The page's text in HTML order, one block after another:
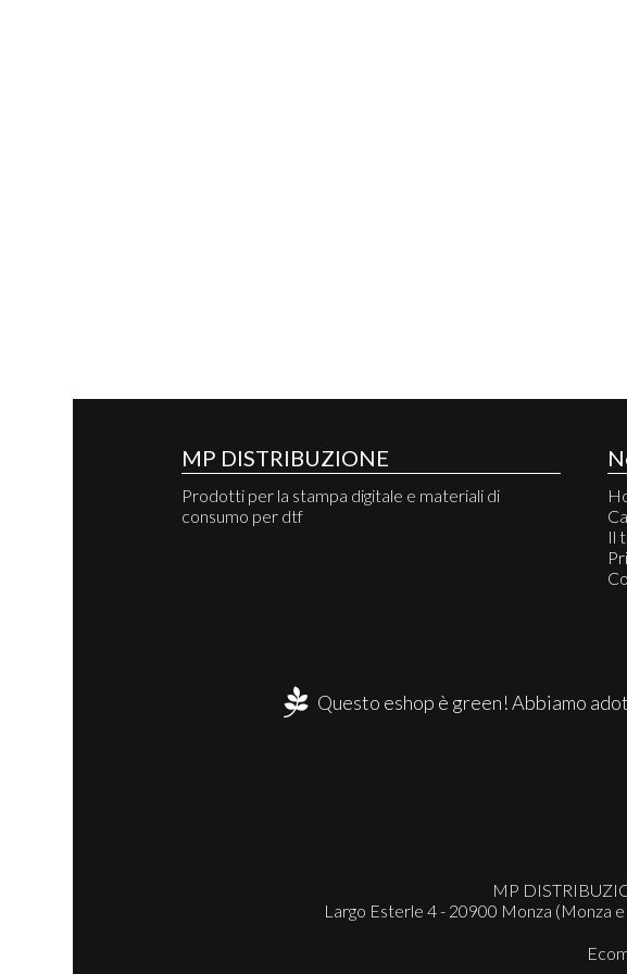
MP DISTRIBUZIONE
Prodotti per la stampa digitale e materiali di
consumo per dtf
Il
Questo eshop è green! Abbiamo
MP
Largo Esterle 4 - 20900 Monza (Monza